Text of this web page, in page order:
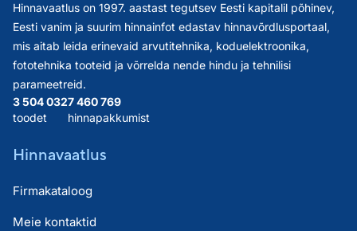
Hinnavaatlus on 1997. aastast tegutsev Eesti kapitalil põhinev,
Eesti vanim ja suurim hinnainfot edastav hinnavõrdlusportaal,
mis aitab leida erinevaid arvutitehnika, koduelektroonika,
fototehnika tooteid ja võrrelda nende hindu ja tehnilisi
parameetreid.
3 504 032
toodet
7 460 769
hinnapakkumist
Hinnavaatlus
Firmakataloog
Meie kontaktid